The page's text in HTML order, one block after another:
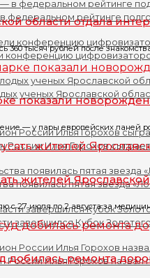
федеральном рейтинге
конференцию
ученых Ярославской
России Илья Горохов
появилась пятая звезда
завершился Кубок
России Илья Горохов
области отдала
тысяч рублей после
показали
— у пары европейских ланей
жителей
с 27 июля по 2 августа за
добилась ремонта